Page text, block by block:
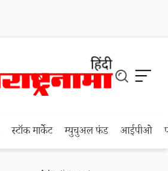
स्टॉक मार्केट म्युचुअल फंड आईपीओ